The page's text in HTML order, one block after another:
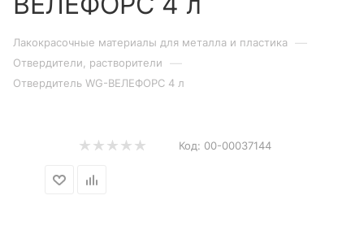
Лакокрасочные материалы для металла и пластика —
Отвердители, растворители —
Отвердитель WG-ВЕЛЕФОРС 4 л
Код: 00-00037144